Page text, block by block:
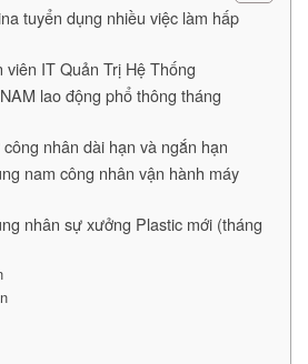
tuyển dụng nhiều việc làm hấp
IT Quản Trị Hệ Thống
lao động phổ thông tháng
nhân dài hạn và ngắn hạn
nam công nhân vận hành máy
nhân sự xưởng Plastic mới (tháng